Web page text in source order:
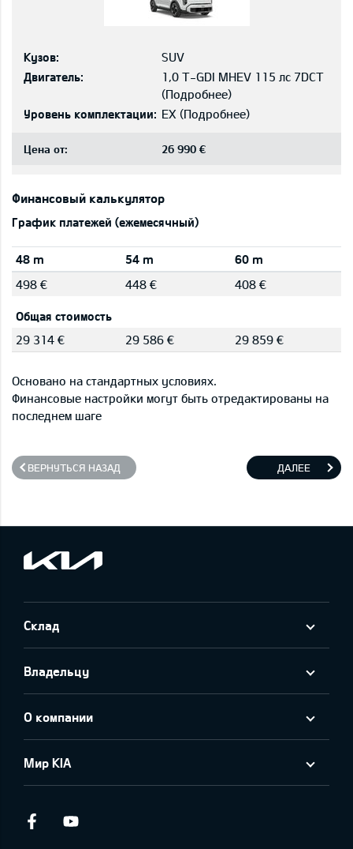
Кузов:
SUV
Двигатель:
1,0 T-GDI MHEV 115 лс 7DCT
(Подробнее)
Уровень комплектации: EX (Подробнее)
Цена от: 26 990 €
Финансовый калькулятор
График платежей (ежемесячный)
48 m 54 m
60 m
498 €
448 € 408 €
Общая стоимость
29 314 €
29 586 € 29 859 €
Основано на стандартных условиях.
Финансовые настройки могут быть отредактированы на
последнем шаге
ВЕРНУТЬСЯ НАЗАД ДАЛЕЕ
Склад
Владельцу
О компании
Мир KIA
Facebook